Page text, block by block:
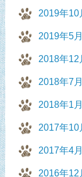
2019年10
2019年5月
2018年12
2018年7月
2018年1月
2017年10
2017年4月
2016年12